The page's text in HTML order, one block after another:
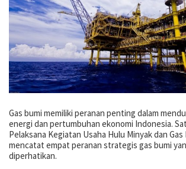
Gas bumi memiliki peranan penting dalam
energi dan pertumbuhan ekonomi Indonesia.
Pelaksana Kegiatan Usaha Hulu Minyak dan Gas
mencatat empat peranan strategis gas bumi
diperhatikan.